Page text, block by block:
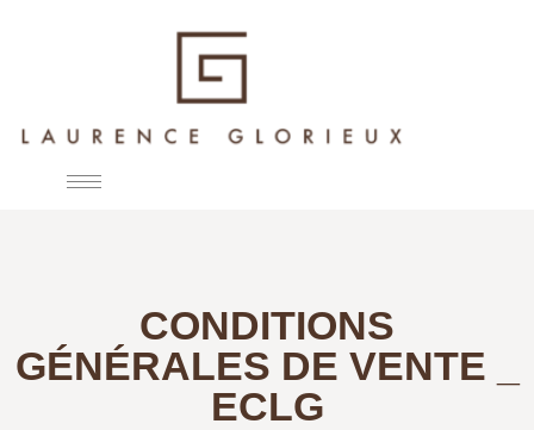
CONDITIONS
GÉNÉRALES DE VENTE _
ECLG